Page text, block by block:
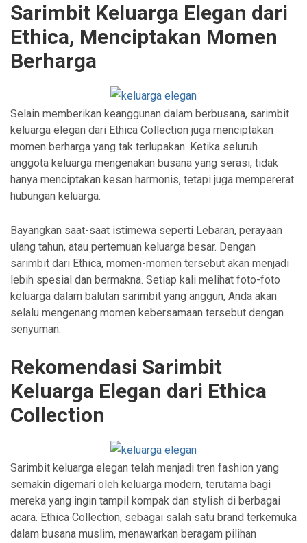
Sarimbit Keluarga Elegan dari
Ethica, Menciptakan Momen
Berharga
Selain memberikan keanggunan dalam berbusana, sarimbit
keluarga elegan dari Ethica Collection juga menciptakan
momen berharga yang tak terlupakan. Ketika seluruh
anggota keluarga mengenakan busana yang serasi, tidak
hanya menciptakan kesan harmonis, tetapi juga mempererat
hubungan keluarga.
Bayangkan saat-saat istimewa seperti Lebaran, perayaan
ulang tahun, atau pertemuan keluarga besar. Dengan
sarimbit dari Ethica, momen-momen tersebut akan menjadi
lebih spesial dan bermakna. Setiap kali melihat foto-foto
keluarga dalam balutan sarimbit yang anggun, Anda akan
selalu mengenang momen kebersamaan tersebut dengan
senyuman.
Rekomendasi Sarimbit
Keluarga Elegan dari Ethica
Collection
Sarimbit keluarga elegan telah menjadi tren fashion yang
semakin digemari oleh keluarga modern, terutama bagi
mereka yang ingin tampil kompak dan stylish di berbagai
acara. Ethica Collection, sebagai salah satu brand terkemuka
dalam busana muslim, menawarkan beragam pilihan